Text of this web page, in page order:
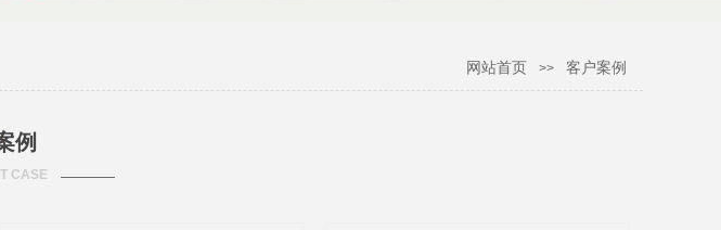
网站首页 >> 客户案例
例
CASE